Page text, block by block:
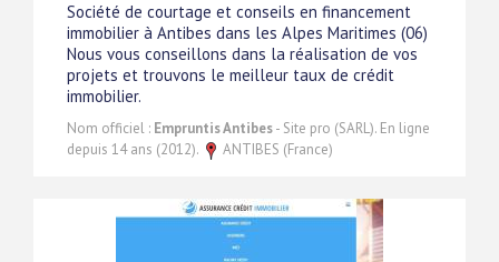
Société de courtage et conseils en financement
immobilier à Antibes dans les Alpes Maritimes (06)
Nous vous conseillons dans la réalisation de vos
projets et trouvons le meilleur taux de crédit
immobilier.
Nom officiel : Empruntis Antibes- Site pro (SARL). En ligne
depuis 14 ans (2012).
ANTIBES (France)